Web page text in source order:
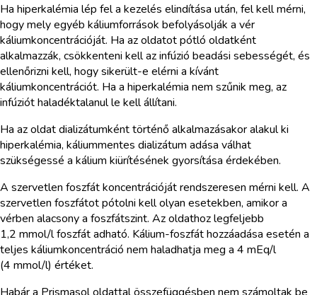
Ha hiperkalémia lép fel a kezelés elindítása után, fel kell mérni,
hogy mely egyéb káliumforrások befolyásolják a vér
káliumkoncentrációját. Ha az oldatot pótló oldatként
alkalmazzák, csökkenteni kell az infúzió beadási sebességét, és
ellenőrizni kell, hogy sikerült-e elérni a kívánt
káliumkoncentrációt. Ha a hiperkalémia nem szűnik meg, az
infúziót haladéktalanul le kell állítani.
Ha az oldat dializátumként történő alkalmazásakor alakul ki
hiperkalémia, káliummentes dializátum adása válhat
szükségessé a kálium kiürítésének gyorsítása érdekében.
A szervetlen foszfát koncentrációját rendszeresen mérni kell. A
szervetlen foszfátot pótolni kell olyan esetekben, amikor a
vérben alacsony a foszfátszint. Az oldathoz legfeljebb
1,2 mmol/l foszfát adható. Kálium-foszfát hozzáadása esetén a
teljes káliumkoncentráció nem haladhatja meg a 4 mEq/l
(4 mmol/l) értéket.
Habár a Prismasol oldattal összefüggésben nem számoltak be